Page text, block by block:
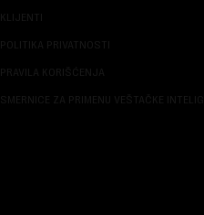
KLIJENTI
POLITIKA PRIVATNOSTI
PRAVILA KORIŠĆENJA
SMERNICE ZA PRIMENU VEŠTAČKE